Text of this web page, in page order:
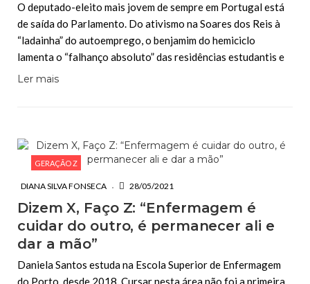
O deputado-eleito mais jovem de sempre em Portugal está
de saída do Parlamento. Do ativismo na Soares dos Reis à
“ladainha” do autoemprego, o benjamim do hemiciclo
lamenta o “falhanço absoluto” das residências estudantis e
Ler mais
GERAÇÃO Z
DIANA SILVA FONSECA 28/05/2021
Dizem X, Faço Z: “Enfermagem é
cuidar do outro, é permanecer ali e
dar a mão”
Daniela Santos estuda na Escola Superior de Enfermagem
do Porto, desde 2018. Cursar nesta área não foi a primeira